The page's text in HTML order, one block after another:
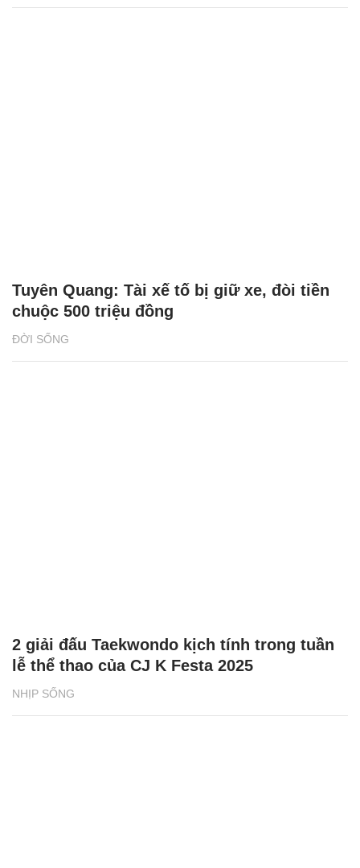
ĐỜI SỐNG
Tuyên Quang: Tài xế tố bị giữ xe, đòi tiền
chuộc 500 triệu đồng
NHỊP SỐNG
2 giải đấu Taekwondo kịch tính trong tuần
lễ thể thao của CJ K Festa 2025